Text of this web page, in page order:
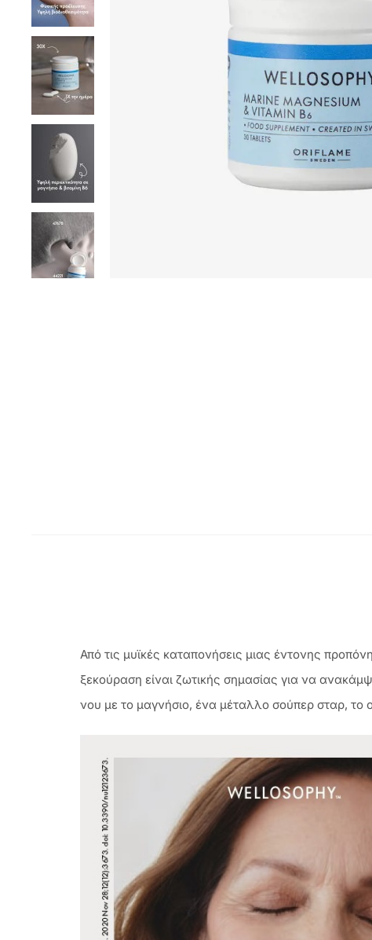
Από τις μυϊκές καταπονήσεις μιας έντονης
ξεκούραση είναι ζωτικής σημασίας για να
νου με το μαγνήσιο, ένα μέταλλο σούπερ σταρ, το